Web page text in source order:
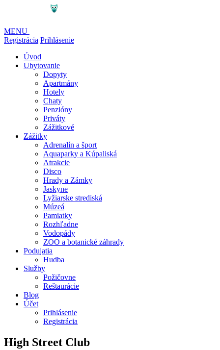
MENU
Registrácia Prihlásenie
Úvod
Ubytovanie
Dopyty
Apartmány
Hotely
Chaty
Penzióny
Priváty
Zážitkové
Zážitky
Adrenalín a šport
Aquaparky a Kúpaliská
Atrakcie
Disco
Hrady a Zámky
Jaskyne
Lyžiarske strediská
Múzeá
Pamiatky
Rozhľadne
Vodopády
ZOO a botanické záhrady
Podujatia
Hudba
Služby
Požičovne
Reštaurácie
Blog
Účet
Prihlásenie
Registrácia
High Street Club